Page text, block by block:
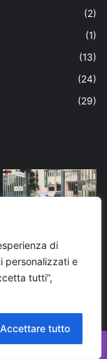
di
personalizzati e
tutti”,
Accettare tutto
(2)
(1)
(13)
(24)
(29)